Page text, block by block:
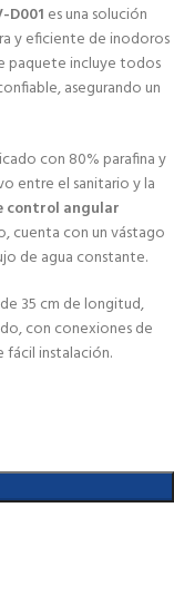
D001 es una solución
y eficiente de inodoros
paquete incluye todos
asegurando un
con 80% parafina y
entre el sanitario y la
control angular
cuenta con un vástago
de agua constante.
35 cm de longitud,
con conexiones de
fácil instalación.